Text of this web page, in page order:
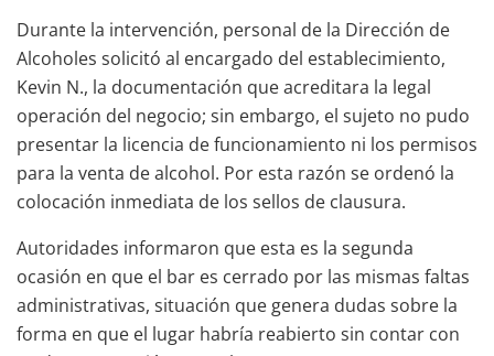
Durante la intervención, personal de la Dirección de
Alcoholes solicitó al encargado del establecimiento,
Kevin N., la documentación que acreditara la legal
operación del negocio; sin embargo, el sujeto no pudo
presentar la licencia de funcionamiento ni los permisos
para la venta de alcohol. Por esta razón se ordenó la
colocación inmediata de los sellos de clausura.
Autoridades informaron que esta es la segunda
ocasión en que el bar es cerrado por las mismas faltas
administrativas, situación que genera dudas sobre la
forma en que el lugar habría reabierto sin contar con